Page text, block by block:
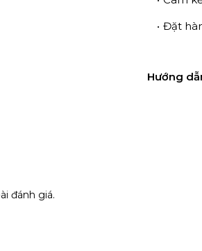
Đặt
Hướng
đánh giá.